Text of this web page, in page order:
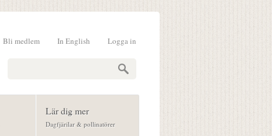
Logga in
In English
Bli medlem
Lär dig mer
Dagfjärilar & pollinatörer